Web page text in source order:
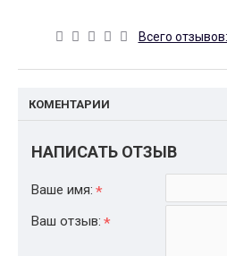
Всего
КОМЕНТАРИИ
НАПИСАТЬ ОТЗЫВ
Ваше имя:
Ваш отзыв: